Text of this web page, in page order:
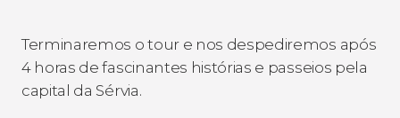
Terminaremos o tour e nos despediremos após
4 horas de fascinantes histórias e passeios pela
capital da Sérvia.